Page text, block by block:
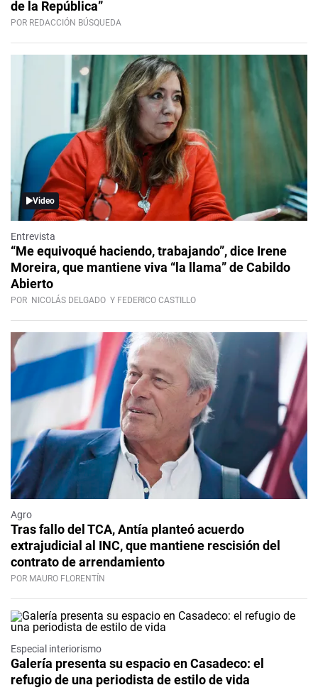
de la República”
POR REDACCIÓN BÚSQUEDA
Video
Entrevista
“Me equivoqué haciendo, trabajando”, dice Irene
Moreira, que mantiene viva “la llama” de Cabildo
Abierto
POR NICOLÁS DELGADO Y FEDERICO CASTILLO
Agro
Tras fallo del TCA, Antía planteó acuerdo
extrajudicial al INC, que mantiene rescisión del
contrato de arrendamiento
POR MAURO FLORENTÍN
Especial interiorismo
Galería presenta su espacio en Casadeco: el
refugio de una periodista de estilo de vida